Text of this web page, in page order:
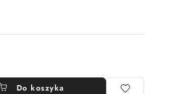
Do koszyka